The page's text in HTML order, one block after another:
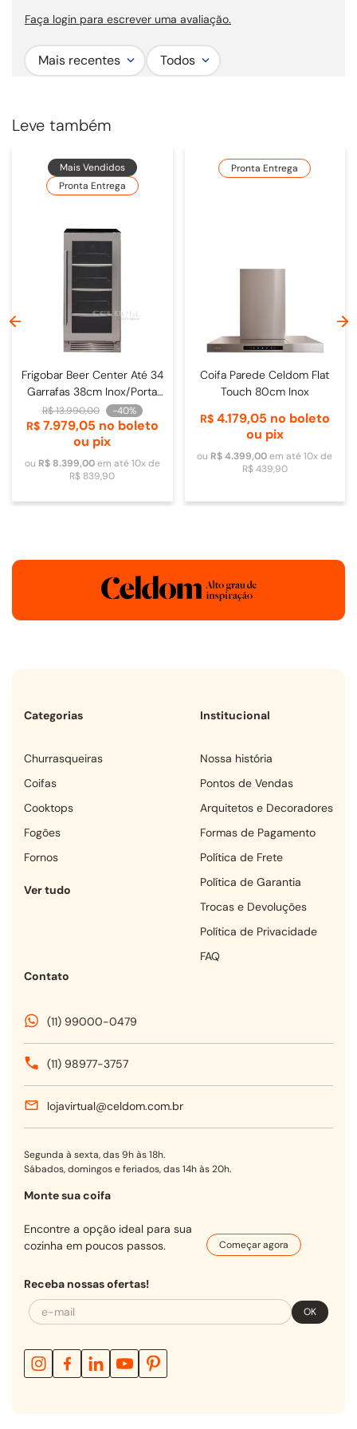
Largura comercial:Sob medida.
Faça login para escrever uma avaliação.
Mais recentes Todos
Leve também
Mais Vendidos
Pronta Entrega
Frigobar Beer Center Até 34
Garrafas 38cm Inox/Porta
de Vidro - 4093840009
R$13.990,00 -40%
R$ 7.979,05 no boleto
ou pix
ou R$ 8.399,00em até10x de
R$ 839,90
Pronta Entrega
Coifa Parede Celdom Flat
Touch 80cm Inox
R$ 4.179,05 no boleto
ou pix
ou R$ 4.399,00em até10x de
R$ 439,90
Categorias
churrasqueiras
coifas
cooktops
fogões
fornos
Ver tudo
Institucional
Nossa história
Pontos de Vendas
Arquitetos e Decoradores
Formas de Pagamento
Política de Frete
Política de Garantia
Trocas e Devoluções
Política de Privacidade
FAQ
Contato
(11) 99000-0479
(11) 98977-3757
lojavirtual@celdom.com.br
Segunda à sexta, das 9h às 18h.
Sábados, domingos e feriados, das 14h às 20h.
Monte sua coifa
Encontre a opção ideal para sua
cozinha em poucos passos.
Começar agora
Receba nossas ofertas!
OK